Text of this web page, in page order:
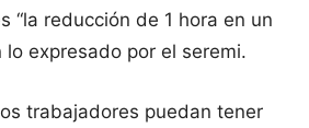
“la reducción de 1 hora en un
lo expresado por el seremi.
trabajadores puedan tener